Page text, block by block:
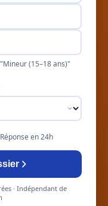
(15–18 ans)"
en 24h
· Indépendant de